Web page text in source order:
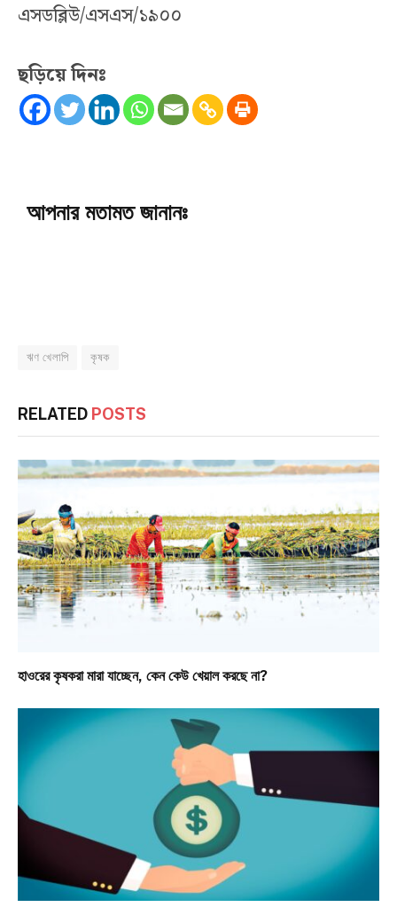
এসডব্লিউ/এসএস/১৯০০
ছড়িয়ে দিনঃ
আপনার মতামত জানানঃ
ঋণ খেলাপি কৃষক
RELATED POSTS
হাওরের কৃষকরা মারা যাচ্ছেন, কেন কেউ খেয়াল করছে না?